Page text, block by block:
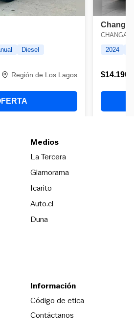
Medios
La TerceraOpens in new
Glamorama
Icarito
Auto.cl
DunaOpens in new window
Información
Código de eticaOpens in new
Contáctanos